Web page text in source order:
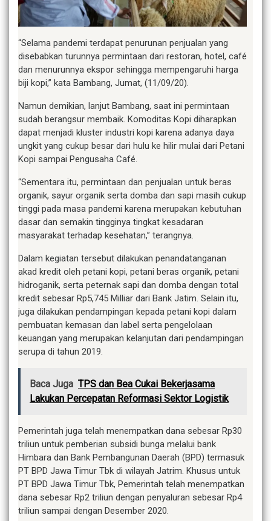
“Selama pandemi terdapat penurunan penjualan yang
disebabkan turunnya permintaan dari restoran, hotel, café
dan menurunnya ekspor sehingga mempengaruhi harga
biji kopi,” kata Bambang, Jumat, (11/09/20).
Namun demikian, lanjut Bambang, saat ini permintaan
sudah berangsur membaik. Komoditas Kopi diharapkan
dapat menjadi kluster industri kopi karena adanya daya
ungkit yang cukup besar dari hulu ke hilir mulai dari Petani
Kopi sampai Pengusaha Café.
“Sementara itu, permintaan dan penjualan untuk beras
organik, sayur organik serta domba dan sapi masih cukup
tinggi pada masa pandemi karena merupakan kebutuhan
dasar dan semakin tingginya tingkat kesadaran
masyarakat terhadap kesehatan,” terangnya.
Dalam kegiatan tersebut dilakukan penandatanganan
akad kredit oleh petani kopi, petani beras organik, petani
hidroganik, serta peternak sapi dan domba dengan total
kredit sebesar Rp5,745 Milliar dari Bank Jatim. Selain itu,
juga dilakukan pendampingan kepada petani kopi dalam
pembuatan kemasan dan label serta pengelolaan
keuangan yang merupakan kelanjutan dari pendampingan
serupa di tahun 2019.
Baca Juga TPS dan Bea Cukai Bekerjasama
Lakukan Percepatan Reformasi Sektor Logistik
Pemerintah juga telah menempatkan dana sebesar Rp30
triliun untuk pemberian subsidi bunga melalui bank
Himbara dan Bank Pembangunan Daerah (BPD) termasuk
PT BPD Jawa Timur Tbk di wilayah Jatrim. Khusus untuk
PT BPD Jawa Timur Tbk, Pemerintah telah menempatkan
dana sebesar Rp2 triliun dengan penyaluran sebesar Rp4
triliun sampai dengan Desember 2020.